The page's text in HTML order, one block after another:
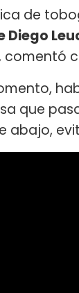
de
Diego
comentó
que
abajo,